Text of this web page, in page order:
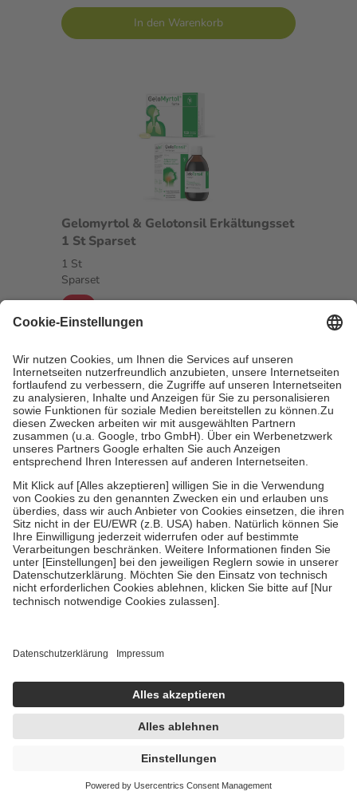
In den Warenkorb
Gelomyrtol & Gelotonsil Erkältungsset
1 St Sparset
1 St
Sparset
-29%
46,34 €
sofort lieferbar
In den Warenkorb
GeloRevoice Kirsch-Menthol 5er Set
5X20 St Lutschtabletten
-37%
55,50 €
34,99 €